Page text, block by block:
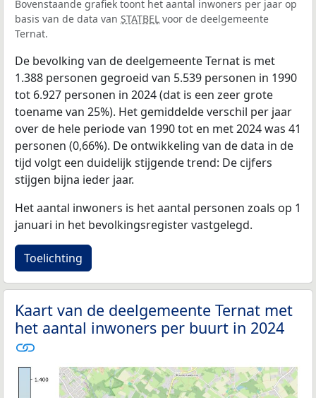
Bovenstaande grafiek toont het aantal inwoners per jaar op
basis van de data van STATBEL voor de deelgemeente
Ternat.
De bevolking van de deelgemeente Ternat is met
1.388 personen gegroeid van 5.539 personen in 1990
tot 6.927 personen in 2024 (dat is een zeer grote
toename van 25%). Het gemiddelde verschil per jaar
over de hele periode van 1990 tot en met 2024 was 41
personen (0,66%). De ontwikkeling van de data in de
tijd volgt een duidelijk stijgende trend: De cijfers
stijgen bijna ieder jaar.
Het aantal inwoners is het aantal personen zoals op 1
januari in het bevolkingsregister vastgelegd.
Toelichting
Kaart van de deelgemeente Ternat met
het aantal inwoners per buurt in 2024